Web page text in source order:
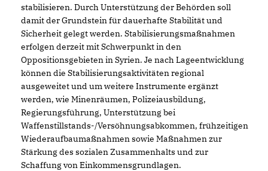
stabilisieren. Durch Unterstützung der Behörden soll
damit der Grundstein für dauerhafte Stabilität und
Sicherheit gelegt werden. Stabilisierungsmaßnahmen
erfolgen derzeit mit Schwerpunkt in den
Oppositionsgebieten in Syrien. Je nach Lageentwicklung
können die Stabilisierungsaktivitäten regional
ausgeweitet und um weitere Instrumente ergänzt
werden, wie Minenräumen, Polizeiausbildung,
Regierungsführung, Unterstützung bei
Waffenstillstands-/Versöhnungsabkommen, frühzeitigen
Wiederaufbaumaßnahmen sowie Maßnahmen zur
Stärkung des sozialen Zusammenhalts und zur
Schaffung von Einkommensgrundlagen.